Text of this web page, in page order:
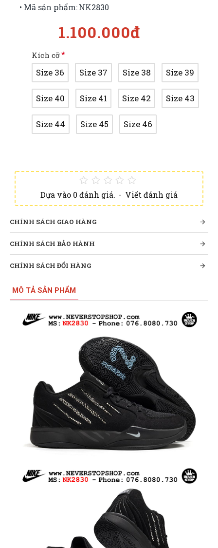
Dựa vào 0 đánh giá. - Viết đánh giá
1.100.000đ
• Mã sản phẩm:NK2830
Kích cỡ
Size 36 Size 37 Size 38 Size 39
Size 40 Size 41 Size 42 Size 43
Size 44 Size 45 Size 46
CHÍNH SÁCH GIAO HÀNG
CHÍNH SÁCH BẢO HÀNH
CHÍNH SÁCH ĐỔI HÀNG
MÔ TẢ SẢN PHẨM